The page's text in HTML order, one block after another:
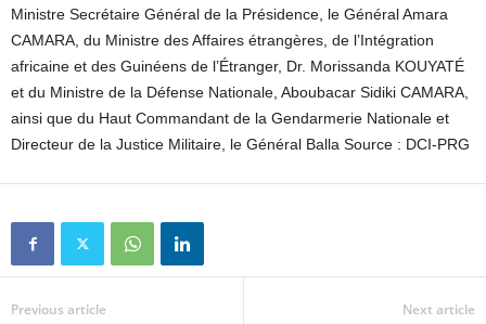
Ministre Secrétaire Général de la Présidence, le Général Amara
CAMARA, du Ministre des Affaires étrangères, de l’Intégration
africaine et des Guinéens de l’Étranger, Dr. Morissanda KOUYATÉ
et du Ministre de la Défense Nationale, Aboubacar Sidiki CAMARA,
ainsi que du Haut Commandant de la Gendarmerie Nationale et
Directeur de la Justice Militaire, le Général Balla Source : DCI-PRG
Previous article Next article